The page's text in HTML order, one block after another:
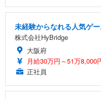
未経験からなれる人気ゲ
株式会社HyBridge
大阪府
月給30万円～51万8,000
正社員